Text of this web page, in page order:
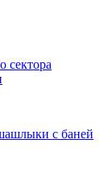
сектора
с баней